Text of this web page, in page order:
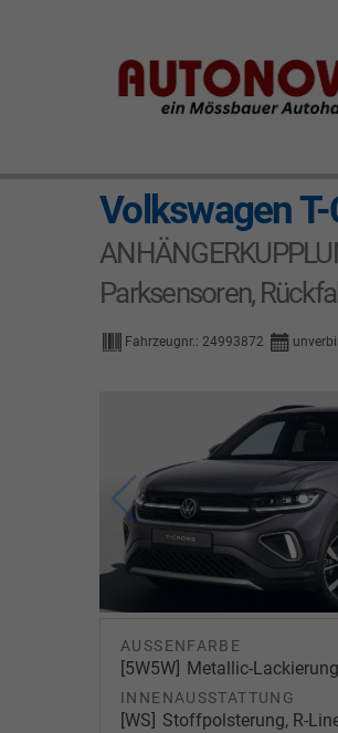
Volkswagen
Parksensoren,
Fahrzeugnr.: 24993872
AUSSENFARBE
5W5W Metallic-
INNENAUSSTATTUNG
WS
Stoffpolsterung, R-